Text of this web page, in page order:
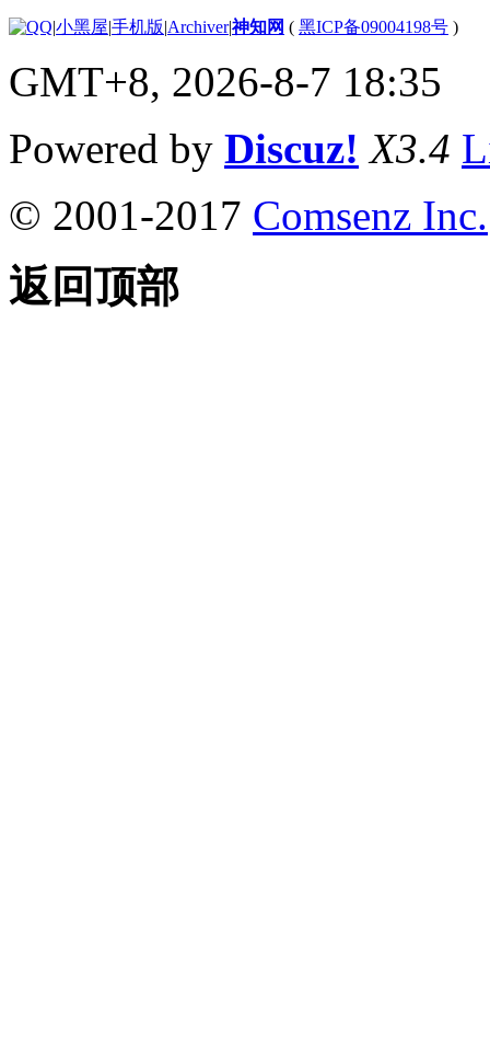
|小黑屋|手机版|Archiver|神知网 ( 黑ICP备09004198号 )
GMT+8, 2026-8-7 18:35
Powered by Discuz! X3.4
© 2001-2017 Comsenz Inc.
返回顶部